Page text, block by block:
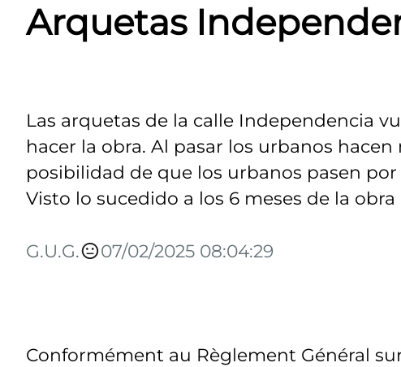
Arquetas
Las arquetas de la calle Independencia
hacer la obra. Al pasar los urbanos
posibilidad de que los urbanos pasen
Visto lo sucedido a los 6 meses de la
G.U.G. 07/02/2025 08:04:29
Conformément au Règlement Général